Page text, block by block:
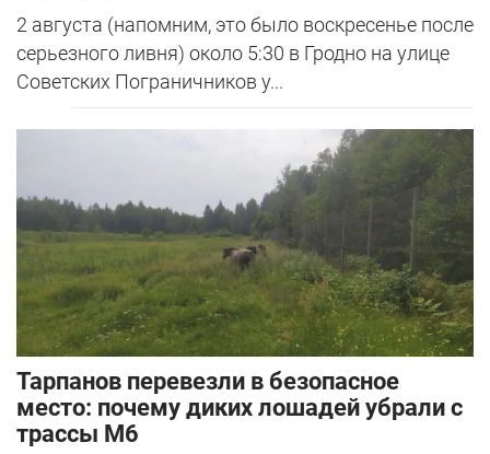
2 августа (напомним, это было воскресенье после
серьезного ливня) около 5:30 в Гродно на улице
Советских Пограничников у...
Тарпанов перевезли в безопасное
место: почему диких лошадей убрали с
трассы М6